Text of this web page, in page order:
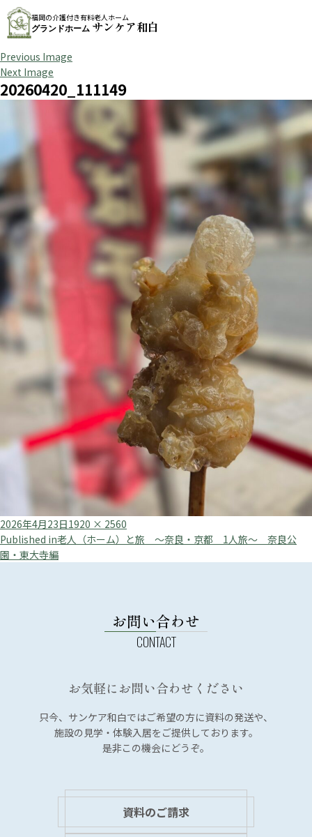
福岡の介護付き有料老人ホーム
グランドホーム サンケア和白
Previous Image
Next Image
20260420_111149
Posted
on
2026年4月23日Full
size
1920 × 2560
投
稿
Published in老人（ホーム）と旅 ～奈良・京都 1人旅～ 奈良公
園・東大寺編
お問い合わせ
お気軽にお問い合わせください
只今、サンケア和白ではご希望の方に資料の発送や、
施設の見学・体験入居をご提供しております。
是非この機会にどうぞ。
資料のご請求